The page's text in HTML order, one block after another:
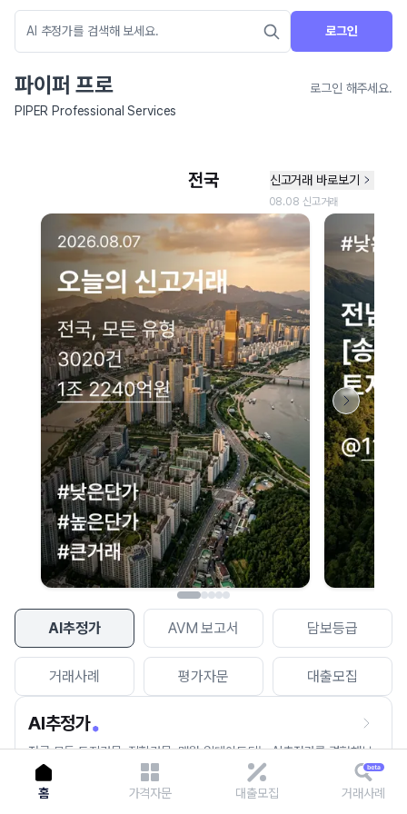
로그인
파이퍼 프로
로그인 해주세요.
PIPER Professional Services
AI추정가 AVM 보고서 담보등급
거래사례 평가자문 대출모집
AI추정가
전국 모든 토지건물, 집합건물, 매월 업데이트되는 AI추정가를 경험해보
세요.
네이버 지도 연결 안내
현재 네이버 지도 연결이 원활하지 않아 지도를 불러올 수 없습니다.
이용에 불편을 드려 죄송합니다.
다시 시도
홈 가격자문 대출모집 거래사례